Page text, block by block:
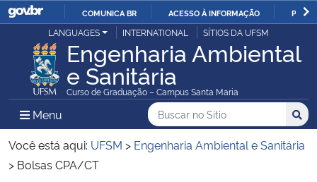
IR
PARA
O
CONTEÚDO
COMUNICA BR ACESSO À INFORMAÇÃO
Ministério da Justiça e Segurança Pública
Ministério da Defesa
Ministério das Relações Exteriores
LANGUAGES INTERNATIONAL SÍTIOS DA UFSM
Engenharia Ambiental
e Sanitária
Curso de Graduação – Campus Santa Maria
Menu Menu Principal do Sítio
Busca
Buscar no no Sítio
Busca:
Você está aqui: UFSM > Engenharia Ambiental e Sanitária
> Bolsas CPA/CT